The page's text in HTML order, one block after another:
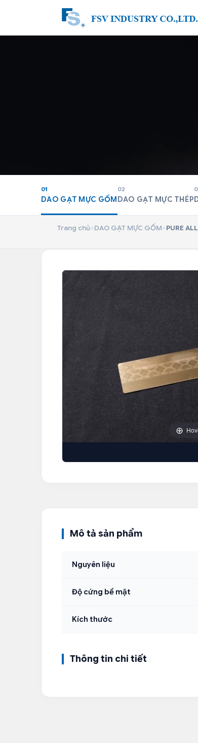
01
DAO GẠT MỰC GỐM
02
DAO GẠT MỰC THÉP
Trang chủ>DAO GẠT MỰC GỐM>PURE
Mô tả sản phẩm
Nguyên liệu
Độ cứng bề mặt
Kích thước
Thông tin chi tiết